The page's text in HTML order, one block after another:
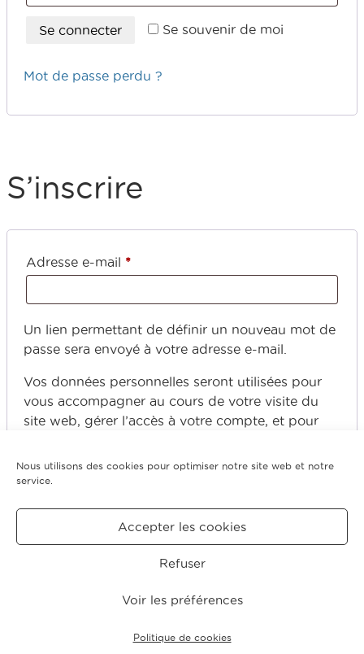
Nous utilisons des cookies pour optimiser notre site web et notre
service.
Accepter les cookies
Refuser
Voir les préférences
Politique de cookies
Se souvenir de moi
Se connecter
Mot de passe perdu ?
S’inscrire
Adresse e-mail *
Un lien permettant de définir un nouveau mot de
passe sera envoyé à votre adresse e-mail.
Vos données personnelles seront utilisées pour
vous accompagner au cours de votre visite du
site web, gérer l’accès à votre compte, et pour
confidentialité
LÉGALES
(UE)